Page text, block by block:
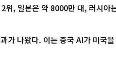
, 일본은 약 8000만 대, 러시아
나왔다. 이는 중국 AI가 미국